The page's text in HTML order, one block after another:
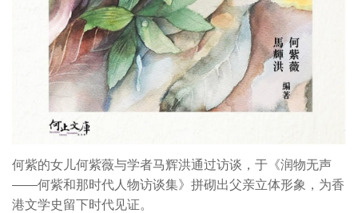
何紫的女儿何紫薇与学者马辉洪通过访谈，于《润物无声
——何紫和那时代人物访谈集》拼砌出父亲立体形象，为香
港文学史留下时代见证。